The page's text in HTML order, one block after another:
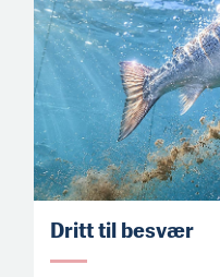
Dritt til besvær